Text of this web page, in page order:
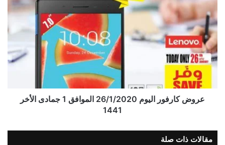
عروض كارفور اليوم 26/1/2020 الموافق 1 جمادى الأخر
1441
مقالات ذات صلة